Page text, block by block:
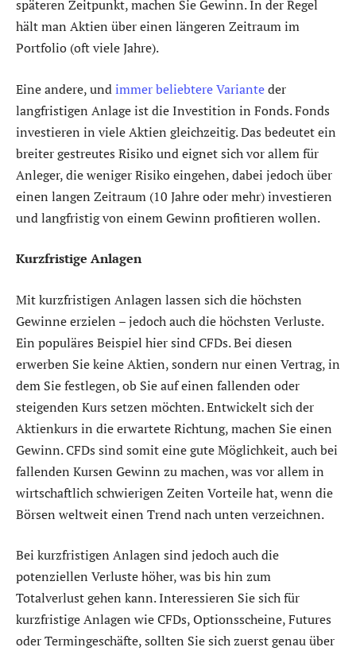
späteren Zeitpunkt, machen Sie Gewinn. In der Regel
hält man Aktien über einen längeren Zeitraum im
Portfolio (oft viele Jahre).
Eine andere, undimmer beliebtere Varianteder
langfristigen Anlage ist die Investition in Fonds. Fonds
investieren in viele Aktien gleichzeitig. Das bedeutet ein
breiter gestreutes Risiko und eignet sich vor allem für
Anleger, die weniger Risiko eingehen, dabei jedoch über
einen langen Zeitraum (10 Jahre oder mehr) investieren
und langfristig von einem Gewinn profitieren wollen.
Kurzfristige Anlagen
Mit kurzfristigen Anlagen lassen sich die höchsten
Gewinne erzielen – jedoch auch die höchsten Verluste.
Ein populäres Beispiel hier sind CFDs. Bei diesen
erwerben Sie keine Aktien, sondern nur einen Vertrag, in
dem Sie festlegen, ob Sie auf einen fallenden oder
steigenden Kurs setzen möchten. Entwickelt sich der
Aktienkurs in die erwartete Richtung, machen Sie einen
Gewinn. CFDs sind somit eine gute Möglichkeit, auch bei
fallenden Kursen Gewinn zu machen, was vor allem in
wirtschaftlich schwierigen Zeiten Vorteile hat, wenn die
Börsen weltweit einen Trend nach unten verzeichnen.
Bei kurzfristigen Anlagen sind jedoch auch die
potenziellen Verluste höher, was bis hin zum
Totalverlust gehen kann. Interessieren Sie sich für
kurzfristige Anlagen wie CFDs, Optionsscheine, Futures
oder Termingeschäfte, sollten Sie sich zuerst genau über